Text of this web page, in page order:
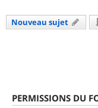
Nouveau sujet
PERMISSIONS DU